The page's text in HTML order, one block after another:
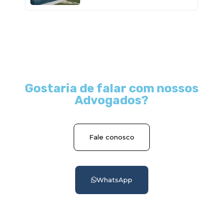
Gostaria de falar com nossos
Advogados?
Fale conosco
WhatsApp